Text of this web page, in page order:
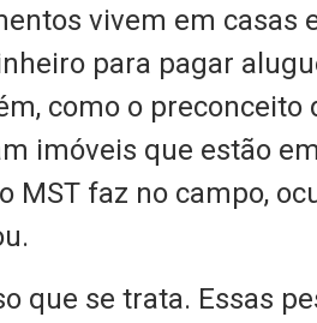
vivem em casas
para pagar
como o preconceito
imóveis que estão
MST faz no campo,
que se trata. Essas